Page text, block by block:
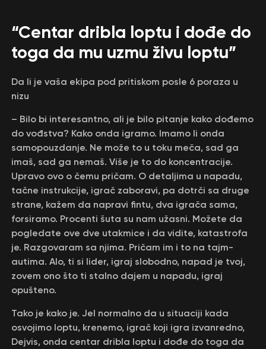
“Centar dribla loptu i dođe do
toga da mu uzmu živu loptu”
Da li je vaša ekipa pod pritiskom posle 6 poraza u
nizu
– Bilo bi interesantno, ali je bilo pitanje kako dođemo
do vođstva? Kako onda igramo. Imamo li onda
samopouzdanje. Ne može to u toku meča, sad ga
imaš, sad ga nemaš. Više je to do koncentracije.
Upravo ovo o čemu pričam. O detaljima u napadu,
tačne instrukcije, igrač zaboravi, pa dotrči sa druge
strane, kažem da napravi fintu, dva igrača sama,
forsiramo. Procenti šuta su nam užasni. Možete da
pogledate ove dve utakmice i da vidite, katastrofa
je. Razgovaram sa njima. Pričam im i to na tajm-
autima. Alo, ti si lider, igraj slobodno, napad je tvoj,
zovem ono što ti stalno dajem u napadu, igraj
opušteno.
Tako je kako je. Jel normalno da u situaciji kada
osvojimo loptu, krenemo, igrač koji igra izvanredno,
Dejvis, onda centar dribla loptu i dođe do toga da